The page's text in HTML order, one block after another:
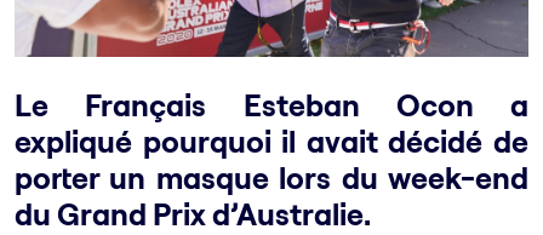
Le Français Esteban Ocon a
expliqué pourquoi il avait décidé de
porter un masque lors du week-end
du Grand Prix d’Australie.